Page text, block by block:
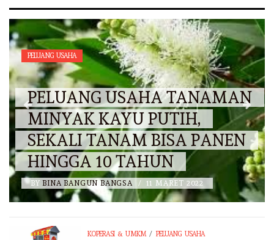
PELUANG USAHA
PELUANG USAHA TANAMAN
MINYAK KAYU PUTIH,
SEKALI TANAM BISA PANEN
HINGGA 10 TAHUN
BY BINA BANGUN BANGSA / 11 MARET 2022
KOPERASI & UMKM / PELUANG USAHA